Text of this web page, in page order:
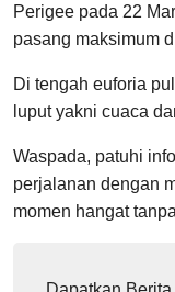
Perigee pada 22
pasang maksimum
Di tengah euforia
luput yakni cuaca
Waspada, patuhi
perjalanan dengan
momen hangat